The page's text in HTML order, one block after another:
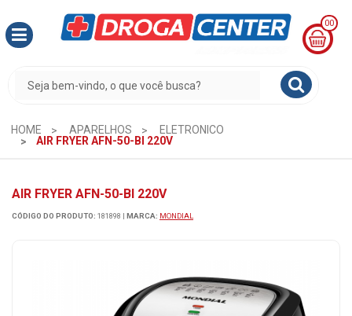
00
CESTA
R$
0,00
HOME APARELHOS
ELETRONICO
AIR FRYER AFN-50-BI 220V
AIR FRYER AFN-50-BI 220V
CÓDIGO DO PRODUTO: 181898 | MARCA: MONDIAL